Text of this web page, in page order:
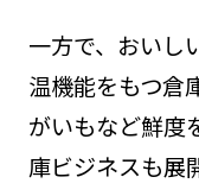
一方で、おいし
温機能をもつ倉
がいもなど鮮度
庫ビジネスも展